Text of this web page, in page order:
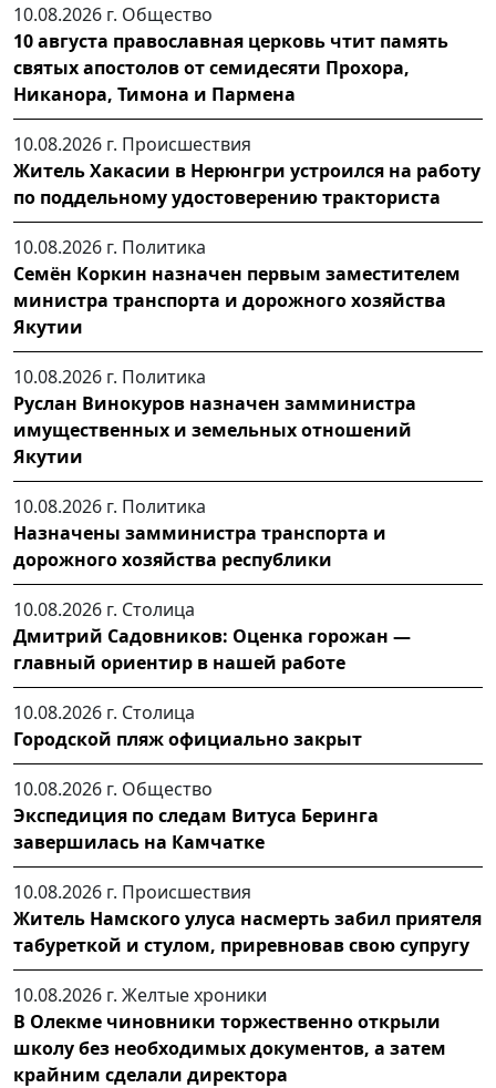
10.08.2026 г. Общество
10 августа православная церковь чтит память
святых апостолов от семидесяти Прохора,
Никанора, Тимона и Пармена
10.08.2026 г. Происшествия
Житель Хакасии в Нерюнгри устроился на работу
по поддельному удостоверению тракториста
10.08.2026 г. Политика
Семён Коркин назначен первым заместителем
министра транспорта и дорожного хозяйства
Якутии
10.08.2026 г. Политика
Руслан Винокуров назначен замминистра
имущественных и земельных отношений
Якутии
10.08.2026 г. Политика
Назначены замминистра транспорта и
дорожного хозяйства республики
10.08.2026 г. Столица
Дмитрий Садовников: Оценка горожан —
главный ориентир в нашей работе
10.08.2026 г. Столица
Городской пляж официально закрыт
10.08.2026 г. Общество
Экспедиция по следам Витуса Беринга
завершилась на Камчатке
10.08.2026 г. Происшествия
Житель Намского улуса насмерть забил приятеля
табуреткой и стулом, приревновав свою супругу
10.08.2026 г. Желтые хроники
В Олекме чиновники торжественно открыли
школу без необходимых документов, а затем
крайним сделали директора